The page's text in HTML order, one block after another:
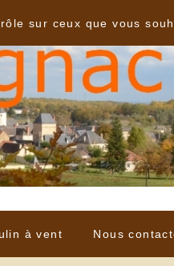
à vent Nous
sur ceux que vous